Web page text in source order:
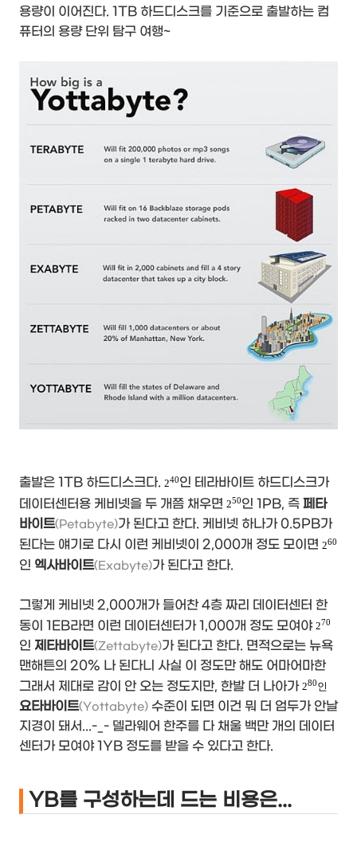
용량이 이어진다. 1TB 하드디스크를 기준으로 출발하는 컴
퓨터의 용량 단위 탐구 여행~
출발은 1TB 하드디스크다. 240인 테라바이트 하드디스크가
데이터센터용 케비넷을 두 개쯤 채우면 250인 1PB, 즉 페타
바이트(Petabyte)가 된다고 한다. 케비넷 하나가 0.5PB가
된다는 얘기로 다시 이런 케비넷이 2,000개 정도 모이면 260
인 엑사바이트(Exabyte)가 된다고 한다.
그렇게 케비넷 2,000개가 들어찬 4층 짜리 데이터센터 한
동이 1EB라면 이런 데이터센터가 1,000개 정도 모여야 270
인 제타바이트(Zettabyte)가 된다고 한다. 면적으로는 뉴욕
맨해튼의 20% 나 된다니 사실 이 정도만 해도 어마어마한
그래서 제대로 감이 안 오는 정도지만, 한발 더 나아가 280인
요타바이트(Yottabyte) 수준이 되면 이건 뭐 더 엄두가 안날
지경이 돼서...-_- 델라웨어 한주를 다 채울 백만 개의 데이터
센터가 모여야 1YB 정도를 받을 수 있다고 한다.
YB를 구성하는데 드는 비용은...